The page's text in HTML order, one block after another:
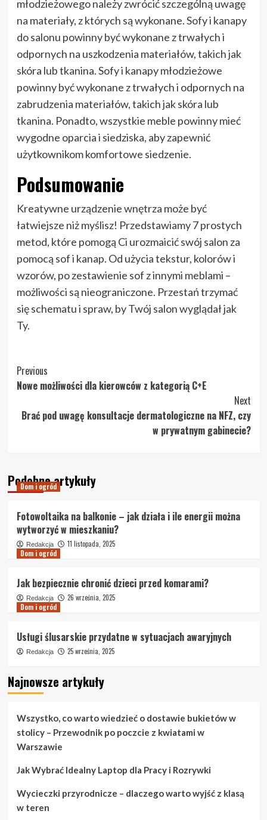
młodzieżowego należy zwrócić szczególną uwagę
na materiały, z których są wykonane. Sofy i kanapy
do salonu powinny być wykonane z trwałych i
odpornych na uszkodzenia materiałów, takich jak
skóra lub tkanina. Sofy i kanapy młodzieżowe
powinny być wykonane z trwałych i odpornych na
zabrudzenia materiałów, takich jak skóra lub
tkanina. Ponadto, wszystkie meble powinny mieć
wygodne oparcia i siedziska, aby zapewnić
użytkownikom komfortowe siedzenie.
Podsumowanie
Kreatywne urządzenie wnętrza może być
łatwiejsze niż myślisz! Przedstawiamy 7 prostych
metod, które pomogą Ci urozmaicić swój salon za
pomocą sof i kanap. Od użycia tekstur, kolorów i
wzorów, po zestawienie sof z innymi meblami –
możliwości są nieograniczone. Przestań trzymać
się schematu i spraw, by Twój salon wyglądał jak
Ty.
Post
Navigation
Previous
Nowe możliwości dla kierowców z kategorią C+E
Next
Brać pod uwagę konsultacje dermatologiczne na NFZ, czy
w prywatnym gabinecie?
Podobne artykuły
Dom i ogród
Fotowoltaika na balkonie – jak działa i ile energii można
wytworzyć w mieszkaniu?
Redakcja
11 listopada, 2025
Dom i ogród
Jak bezpiecznie chronić dzieci przed komarami?
Redakcja
26 września, 2025
Dom i ogród
Usługi ślusarskie przydatne w sytuacjach awaryjnych
Redakcja 25 września, 2025
Najnowsze artykuły
Wszystko, co warto wiedzieć o dostawie bukietów w
stolicy – Przewodnik po poczcie z kwiatami w
Warszawie
Jak Wybrać Idealny Laptop dla Pracy i Rozrywki
Wycieczki przyrodnicze – dlaczego warto wyjść z klasą
w teren